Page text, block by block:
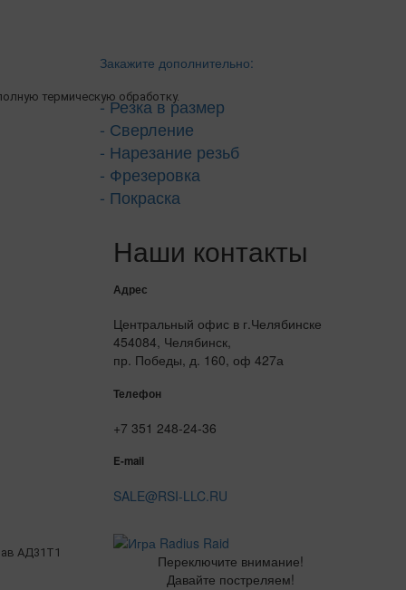
термическую обработку.
АД31Т1
Закажите дополнительно:
- Резка в размер
- Сверление
- Нарезание резьб
- Фрезеровка
- Покраска
Наши контакты
Адрес
Центральный офис в г.Челябинске
454084, Челябинск,
пр. Победы, д. 160, оф 427а
Телефон
+7 351 248-24-36
E-mail
SALE@RSI-LLC.RU
Переключите внимание!
Давайте постреляем!